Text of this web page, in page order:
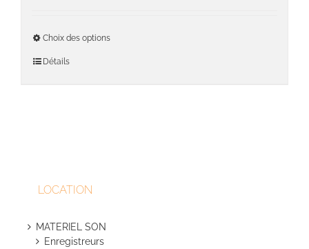
Choix des options
Détails
LOCATION
MATERIEL SON
Enregistreurs